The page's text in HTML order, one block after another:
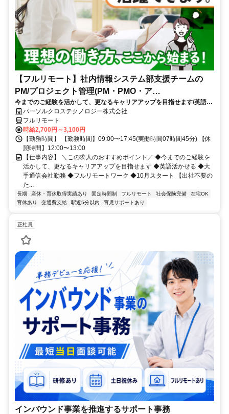
【フルリモート】社内情報システム部支援チームの
PM/プロジェクト管理(PM・PMO・ア
シ)_N260774362
今までのご経験を活かして、更なるキャリアアップを目指せます/英語活
かせる/大手通信会社勤務/フルリモートワーク/10月スタート
パーソルクロステクノロジー株式会社
フルリモート
時給2,700円～3,100円
【勤務時間】 【勤務時間】09:00〜17:45(実働時間07時間45分) 【休
憩時間】12:00〜13:00
【仕事内容】 ＼この求人のおすすめポイント／ ◆今までのご経験を
活かして、更なるキャリアアップを目指せます ◆英語活かせる ◆大
手通信会社勤務 ◆フルリモートワーク ◆10月スタート 【出社不要の
た...
長期 産休・育休取得実績あり 固定時間制 フルリモート 社会保険完備
在宅OK
育休あり
交通費支給 駅近5分以内 育児サポートあり
正社員
インバウンド事業を推進するサポート事務